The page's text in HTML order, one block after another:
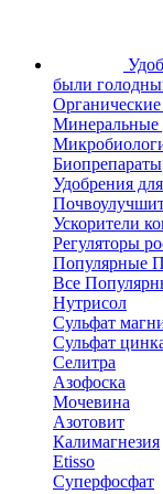
были
Минеральные
Биопрепараты
Удобрения
Ускорители
Регуляторы
Популярные
Все
Нутрисол
Сульфат
Сульфат
Селитра
Азофоска
Мочевина
Азотовит
Калимагнезия
Etisso
Суперфосфат